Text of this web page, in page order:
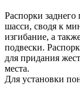
Распорки
шасси, сводя к
изгибание, а
подвески.
для придания
места.
Для установки